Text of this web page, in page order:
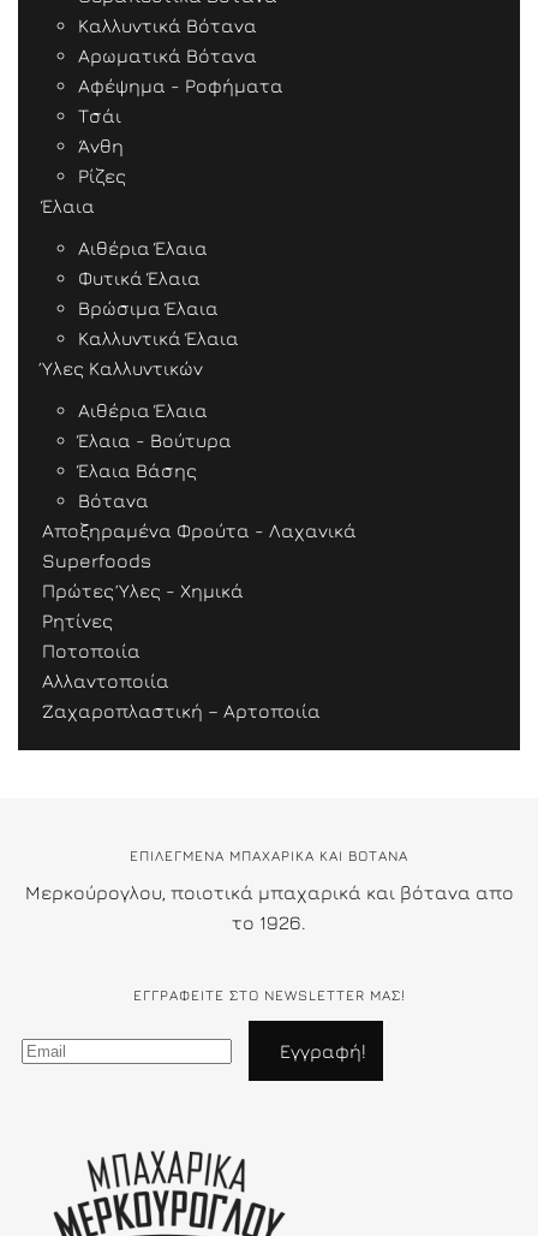
Καλλυντικά Βότανα
Αρωματικά Βότανα
Αφέψημα - Ροφήματα
Τσάι
Άνθη
Ρίζες
Έλαια
Αιθέρια Έλαια
Φυτικά Έλαια
Βρώσιμα Έλαια
Καλλυντικά Έλαια
Ύλες Καλλυντικών
Αιθέρια Έλαια
Έλαια - Βούτυρα
Έλαια Βάσης
Βότανα
Αποξηραμένα Φρούτα - Λαχανικά
Superfoods
Πρώτες Ύλες - Χημικά
Ρητίνες
Ποτοποιία
Αλλαντοποιία
Ζαχαροπλαστική – Αρτοποιία
ΕΠΙΛΕΓΜΕΝΑ ΜΠΑΧΑΡΙΚΑ ΚΑΙ ΒΟΤΑΝΑ
Μερκούρογλου, ποιοτικά μπαχαρικά και βότανα απο
το 1926.
ΕΓΓΡΑΦΕΊΤΕ ΣΤΟ NEWSLETTER ΜΑΣ!